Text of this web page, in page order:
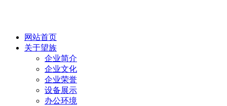
网站首页
关于望族
企业简介
企业文化
企业荣誉
设备展示
办公环境